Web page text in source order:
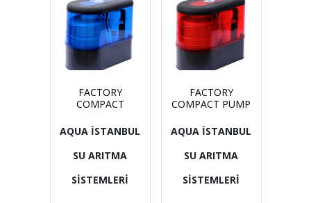
FACTORY
COMPACT
AQUA İSTANBUL
SU ARITMA
SİSTEMLERİ
FACTORY
COMPACT PUMP
AQUA İSTANBUL
SU ARITMA
SİSTEMLERİ